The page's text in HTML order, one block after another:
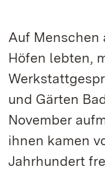
Auf Menschen
Höfen lebten,
und Gärten
November
ihnen kamen
Jahrhundert